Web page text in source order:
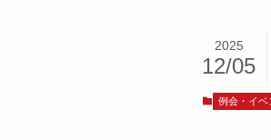
2025
12/05
例会・イベ